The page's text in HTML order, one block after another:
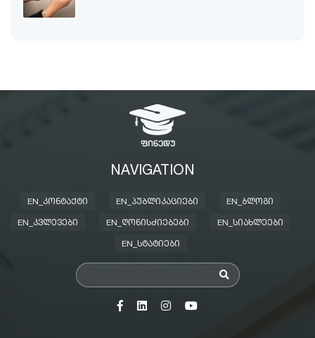
NAVIGATION
EN_ᲙᲝᲜᲢᲐᲥᲢᲘ EN_ᲞᲣᲑᲚᲘᲙᲐᲪᲘᲔᲑᲘ EN_ᲑᲚᲝᲒᲘ
EN_ᲙᲕᲚᲔᲕᲔᲑᲘ EN_ᲦᲝᲜᲘᲡᲫᲘᲔᲑᲔᲑᲘ EN_ᲡᲘᲐᲮᲚᲔᲔᲑᲘ
EN_ᲡᲢᲐᲢᲘᲔᲑᲘ